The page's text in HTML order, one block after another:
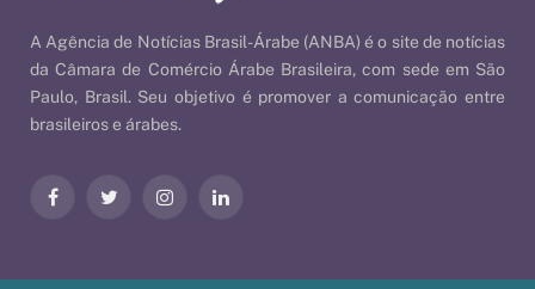
A Agência de Notícias Brasil-Árabe (ANBA) é o site de notícias
da Câmara de Comércio Árabe Brasileira, com sede em São
Paulo, Brasil. Seu objetivo é promover a comunicação entre
brasileiros e árabes.
FacebookTwitter InstagramLinkedIn